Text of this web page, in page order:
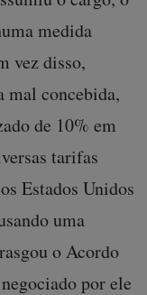
medida
vez disso,
mal concebida,
de 10% em
tarifas
Estados Unidos
uma
o Acordo
por ele